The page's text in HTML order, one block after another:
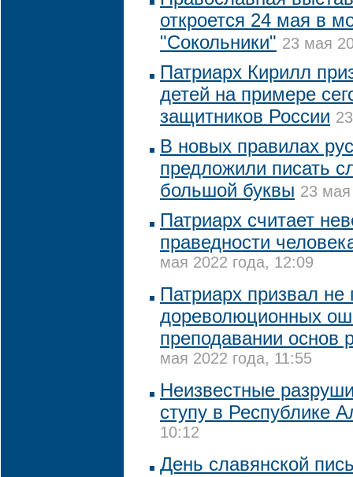
откроется 24 мая в
"Сокольники" 23 мая
Патриарх Кирилл
детей на примере
защитников России
В новых правилах
предложили писать
большой буквы 23 мая
Патриарх считает
праведности
мая 2022 года, 12:09
Патриарх призвал не
дореволюционных
преподавании основ
мая 2022 года, 11:55
Неизвестные
ступу в Республике
10:12
День славянской